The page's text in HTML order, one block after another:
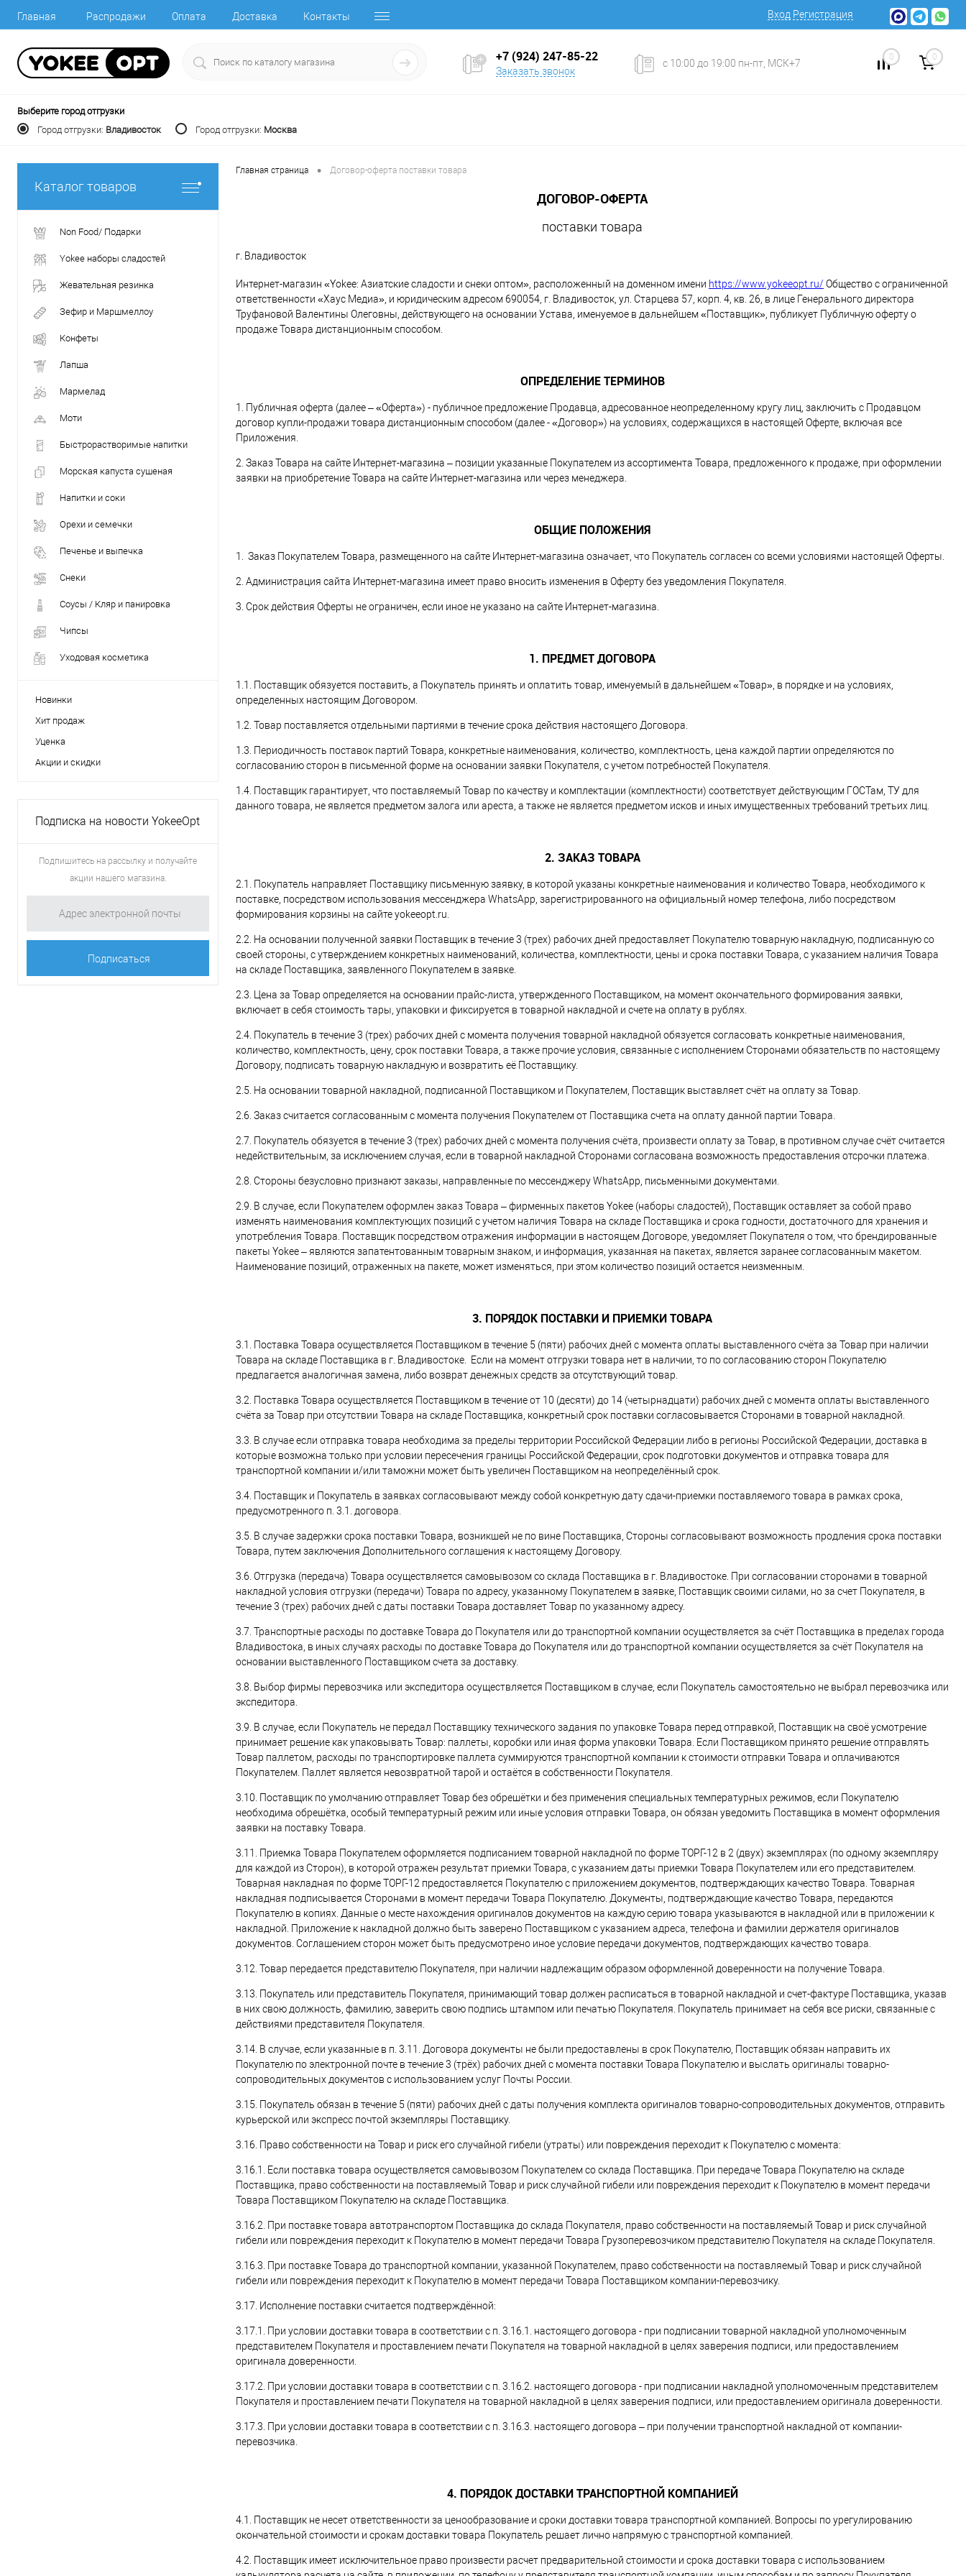
Главная Распродажи Оплата Доставка Контакты Вход Регистрация
+7 (924) 247-85-22
Заказать звонок
с 10:00 до 19:00 пн-пт, МСК+7
0 0
Выберите город отгрузки
Город отгрузки: Владивосток Город отгрузки: Москва
Каталог товаров
Non Food/ Подарки
Yokee наборы сладостей
Жевательная резинка
Зефир и Маршмеллоу
Конфеты
Лапша
Мармелад
Моти
Быстрорастворимые напитки
Морская капуста сушеная
Напитки и соки
Орехи и семечки
Печенье и выпечка
Снеки
Соусы / Кляр и панировка
Чипсы
Уходовая косметика
Новинки
Хит продаж
Уценка
Акции и скидки
Подписка на новости YokeeOpt
Подпишитесь на рассылку и получайте
акции нашего магазина.
Главная страница • Договор-оферта поставки товара
ДОГОВОР-ОФЕРТА
поставки товара
г. Владивосток
Интернет-магазин «Yokee: Азиатские сладости и снеки оптом», расположенный на доменном имени https://www.yokeeopt.ru/ Общество с ограниченной
ответственности «Хаус Медиа», и юридическим адресом 690054, г. Владивосток, ул. Старцева 57, корп. 4, кв. 26, в лице Генерального директора
Труфановой Валентины Олеговны, действующего на основании Устава, именуемое в дальнейшем «Поставщик», публикует Публичную оферту о
продаже Товара дистанционным способом.
ОПРЕДЕЛЕНИЕ ТЕРМИНОВ
1. Публичная оферта (далее – «Оферта») - публичное предложение Продавца, адресованное неопределенному кругу лиц, заключить с Продавцом
договор купли-продажи товара дистанционным способом (далее - «Договор») на условиях, содержащихся в настоящей Оферте, включая все
Приложения.
2. Заказ Товара на сайте Интернет-магазина – позиции указанные Покупателем из ассортимента Товара, предложенного к продаже, при оформлении
заявки на приобретение Товара на сайте Интернет-магазина или через менеджера.
ОБЩИЕ ПОЛОЖЕНИЯ
1. Заказ Покупателем Товара, размещенного на сайте Интернет-магазина означает, что Покупатель согласен со всеми условиями настоящей Оферты.
2. Администрация сайта Интернет-магазина имеет право вносить изменения в Оферту без уведомления Покупателя.
3. Срок действия Оферты не ограничен, если иное не указано на сайте Интернет-магазина.
1. ПРЕДМЕТ ДОГОВОРА
1.1. Поставщик обязуется поставить, а Покупатель принять и оплатить товар, именуемый в дальнейшем «Товар», в порядке и на условиях,
определенных настоящим Договором.
1.2. Товар поставляется отдельными партиями в течение срока действия настоящего Договора.
1.3. Периодичность поставок партий Товара, конкретные наименования, количество, комплектность, цена каждой партии определяются по
согласованию сторон в письменной форме на основании заявки Покупателя, с учетом потребностей Покупателя.
1.4. Поставщик гарантирует, что поставляемый Товар по качеству и комплектации (комплектности) соответствует действующим ГОСТам, ТУ для
данного товара, не является предметом залога или ареста, а также не является предметом исков и иных имущественных требований третьих лиц.
2. ЗАКАЗ ТОВАРА
2.1. Покупатель направляет Поставщику письменную заявку, в которой указаны конкретные наименования и количество Товара, необходимого к
поставке, посредством использования мессенджера WhatsApp, зарегистрированного на официальный номер телефона, либо посредством
формирования корзины на сайте yokeeopt.ru.
2.2. На основании полученной заявки Поставщик в течение 3 (трех) рабочих дней предоставляет Покупателю товарную накладную, подписанную со
своей стороны, с утверждением конкретных наименований, количества, комплектности, цены и срока поставки Товара, с указанием наличия Товара
на складе Поставщика, заявленного Покупателем в заявке.
2.3. Цена за Товар определяется на основании прайс-листа, утвержденного Поставщиком, на момент окончательного формирования заявки,
включает в себя стоимость тары, упаковки и фиксируется в товарной накладной и счете на оплату в рублях.
2.4. Покупатель в течение 3 (трех) рабочих дней с момента получения товарной накладной обязуется согласовать конкретные наименования,
количество, комплектность, цену, срок поставки Товара, а также прочие условия, связанные с исполнением Сторонами обязательств по настоящему
Договору, подписать товарную накладную и возвратить её Поставщику.
2.5. На основании товарной накладной, подписанной Поставщиком и Покупателем, Поставщик выставляет счёт на оплату за Товар.
2.6. Заказ считается согласованным с момента получения Покупателем от Поставщика счета на оплату данной партии Товара.
2.7. Покупатель обязуется в течение 3 (трех) рабочих дней с момента получения счёта, произвести оплату за Товар, в противном случае счёт считается
недействительным, за исключением случая, если в товарной накладной Сторонами согласована возможность предоставления отсрочки платежа.
2.8. Стороны безусловно признают заказы, направленные по мессенджеру WhatsApp, письменными документами.
2.9. В случае, если Покупателем оформлен заказ Товара – фирменных пакетов Yokee (наборы сладостей), Поставщик оставляет за собой право
изменять наименования комплектующих позиций с учетом наличия Товара на складе Поставщика и срока годности, достаточного для хранения и
употребления Товара. Поставщик посредством отражения информации в настоящем Договоре, уведомляет Покупателя о том, что брендированные
пакеты Yokee – являются запатентованным товарным знаком, и информация, указанная на пакетах, является заранее согласованным макетом.
Наименование позиций, отраженных на пакете, может изменяться, при этом количество позиций остается неизменным.
3. ПОРЯДОК ПОСТАВКИ И ПРИЕМКИ ТОВАРА
3.1. Поставка Товара осуществляется Поставщиком в течение 5 (пяти) рабочих дней с момента оплаты выставленного счёта за Товар при наличии
Товара на складе Поставщика в г. Владивостоке. Если на момент отгрузки товара нет в наличии, то по согласованию сторон Покупателю
предлагается аналогичная замена, либо возврат денежных средств за отсутствующий товар.
3.2. Поставка Товара осуществляется Поставщиком в течение от 10 (десяти) до 14 (четырнадцати) рабочих дней с момента оплаты выставленного
счёта за Товар при отсутствии Товара на складе Поставщика, конкретный срок поставки согласовывается Сторонами в товарной накладной.
3.3. В случае если отправка товара необходима за пределы территории Российской Федерации либо в регионы Российской Федерации, доставка в
которые возможна только при условии пересечения границы Российской Федерации, срок подготовки документов и отправка товара для
транспортной компании и/или таможни может быть увеличен Поставщиком на неопределённый срок.
3.4. Поставщик и Покупатель в заявках согласовывают между собой конкретную дату сдачи-приемки поставляемого товара в рамках срока,
предусмотренного п. 3.1. договора.
3.5. В случае задержки срока поставки Товара, возникшей не по вине Поставщика, Стороны согласовывают возможность продления срока поставки
Товара, путем заключения Дополнительного соглашения к настоящему Договору.
3.6. Отгрузка (передача) Товара осуществляется самовывозом со склада Поставщика в г. Владивостоке. При согласовании сторонами в товарной
накладной условия отгрузки (передачи) Товара по адресу, указанному Покупателем в заявке, Поставщик своими силами, но за счет Покупателя, в
течение 3 (трех) рабочих дней с даты поставки Товара доставляет Товар по указанному адресу.
3.7. Транспортные расходы по доставке Товара до Покупателя или до транспортной компании осуществляется за счёт Поставщика в пределах города
Владивостока, в иных случаях расходы по доставке Товара до Покупателя или до транспортной компании осуществляется за счёт Покупателя на
основании выставленного Поставщиком счета за доставку.
3.8. Выбор фирмы перевозчика или экспедитора осуществляется Поставщиком в случае, если Покупатель самостоятельно не выбрал перевозчика или
экспедитора.
3.9. В случае, если Покупатель не передал Поставщику технического задания по упаковке Товара перед отправкой, Поставщик на своё усмотрение
принимает решение как упаковывать Товар: паллеты, коробки или иная форма упаковки Товара. Если Поставщиком принято решение отправлять
Товар паллетом, расходы по транспортировке паллета суммируются транспортной компании к стоимости отправки Товара и оплачиваются
Покупателем. Паллет является невозвратной тарой и остаётся в собственности Покупателя.
3.10. Поставщик по умолчанию отправляет Товар без обрешётки и без применения специальных температурных режимов, если Покупателю
необходима обрешётка, особый температурный режим или иные условия отправки Товара, он обязан уведомить Поставщика в момент оформления
заявки на поставку Товара.
3.11. Приемка Товара Покупателем оформляется подписанием товарной накладной по форме ТОРГ-12 в 2 (двух) экземплярах (по одному экземпляру
для каждой из Сторон), в которой отражен результат приемки Товара, с указанием даты приемки Товара Покупателем или его представителем.
Товарная накладная по форме ТОРГ-12 предоставляется Покупателю с приложением документов, подтверждающих качество Товара. Товарная
накладная подписывается Сторонами в момент передачи Товара Покупателю. Документы, подтверждающие качество Товара, передаются
Покупателю в копиях. Данные о месте нахождения оригиналов документов на каждую серию товара указываются в накладной или в приложении к
накладной. Приложение к накладной должно быть заверено Поставщиком с указанием адреса, телефона и фамилии держателя оригиналов
документов. Соглашением сторон может быть предусмотрено иное условие передачи документов, подтверждающих качество товара.
3.12. Товар передается представителю Покупателя, при наличии надлежащим образом оформленной доверенности на получение Товара.
3.13. Покупатель или представитель Покупателя, принимающий товар должен расписаться в товарной накладной и счет-фактуре Поставщика, указав
в них свою должность, фамилию, заверить свою подпись штампом или печатью Покупателя. Покупатель принимает на себя все риски, связанные с
действиями представителя Покупателя.
3.14. В случае, если указанные в п. 3.11. Договора документы не были предоставлены в срок Покупателю, Поставщик обязан направить их
Покупателю по электронной почте в течение 3 (трёх) рабочих дней с момента поставки Товара Покупателю и выслать оригиналы товарно-
сопроводительных документов с использованием услуг Почты России.
3.15. Покупатель обязан в течение 5 (пяти) рабочих дней с даты получения комплекта оригиналов товарно-сопроводительных документов, отправить
курьерской или экспресс почтой экземпляры Поставщику.
3.16. Право собственности на Товар и риск его случайной гибели (утраты) или повреждения переходит к Покупателю с момента:
3.16.1. Если поставка товара осуществляется самовывозом Покупателем со склада Поставщика. При передаче Товара Покупателю на складе
Поставщика, право собственности на поставляемый Товар и риск случайной гибели или повреждения переходит к Покупателю в момент передачи
Товара Поставщиком Покупателю на складе Поставщика.
3.16.2. При поставке товара автотранспортом Поставщика до склада Покупателя, право собственности на поставляемый Товар и риск случайной
гибели или повреждения переходит к Покупателю в момент передачи Товара Грузоперевозчиком представителю Покупателя на складе Покупателя.
3.16.3. При поставке Товара до транспортной компании, указанной Покупателем, право собственности на поставляемый Товар и риск случайной
гибели или повреждения переходит к Покупателю в момент передачи Товара Поставщиком компании-перевозчику.
3.17. Исполнение поставки считается подтверждённой:
3.17.1. При условии доставки товара в соответствии с п. 3.16.1. настоящего договора - при подписании товарной накладной уполномоченным
представителем Покупателя и проставлением печати Покупателя на товарной накладной в целях заверения подписи, или предоставлением
оригинала доверенности.
3.17.2. При условии доставки товара в соответствии с п. 3.16.2. настоящего договора - при подписании накладной уполномоченным представителем
Покупателя и проставлением печати Покупателя на товарной накладной в целях заверения подписи, или предоставлением оригинала доверенности.
3.17.3. При условии доставки товара в соответствии с п. 3.16.3. настоящего договора – при получении транспортной накладной от компании-
перевозчика.
4. ПОРЯДОК ДОСТАВКИ ТРАНСПОРТНОЙ КОМПАНИЕЙ
4.1. Поставщик не несет ответственности за ценообразование и сроки доставки товара транспортной компанией. Вопросы по урегулированию
окончательной стоимости и срокам доставки товара Покупатель решает лично напрямую с транспортной компанией.
4.2. Поставщик имеет исключительное право произвести расчет предварительной стоимости и срока доставки товара с использованием